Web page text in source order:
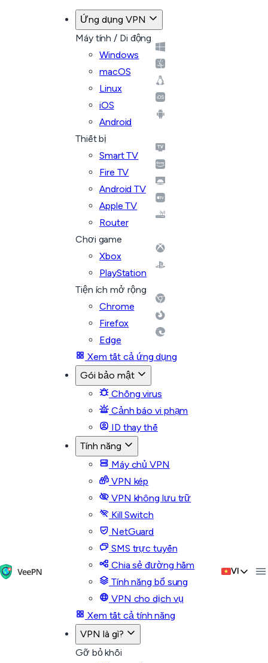
Ứng dụng VPN
Máy tính / Di động
Windows
macOS
Linux
iOS
Android
Thiết bị
Smart TV
Fire TV
Android TV
Apple TV
Router
Chơi game
Xbox
PlayStation
Tiện ích mở rộng
Chrome
Firefox
Edge
Xem tất cả ứng dụng
Gói bảo mật
Chống virus
Cảnh báo vi phạm
ID thay thế
Tính năng
Máy chủ VPN
VPN kép
VPN không lưu trữ
Kill Switch
NetGuard
SMS trực tuyến
Chia sẻ đường hầm
Tính năng bổ sung
VPN cho dịch vụ
Xem tất cả tính năng
VPN là gì?
Gỡ bỏ khối
VI